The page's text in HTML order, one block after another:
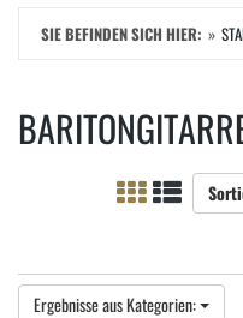
SIE BEFINDEN SICH HIER:
Ergebnisse aus Kategorien: